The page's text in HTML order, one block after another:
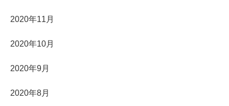
2020年11月
2020年10月
2020年9月
2020年8月